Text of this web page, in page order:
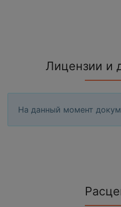
Лицензии и
На данный момент